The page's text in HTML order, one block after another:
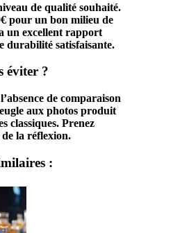
de qualité souhaité.
pour un bon milieu de
un excellent rapport
durabilité satisfaisante.
éviter ?
de comparaison
aux photos produit
classiques. Prenez
la réflexion.
: